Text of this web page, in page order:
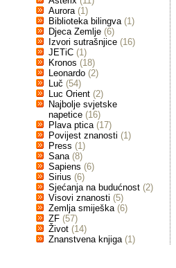
Aurora (1)
Biblioteka bilingva (1)
Djeca Zemlje (6)
Izvori sutrašnjice (16)
JETiC (1)
Kronos (18)
Leonardo (2)
Luč (54)
Luc Orient (2)
Najbolje svjetske
napetice (16)
Plava ptica (17)
Povijest znanosti (1)
Press (1)
Sana (8)
Sapiens (6)
Sirius (6)
Sjećanja na budućnost (2)
Visovi znanosti (5)
Zemlja smiješka (6)
ZF (57)
Život (14)
Znanstvena knjiga (1)